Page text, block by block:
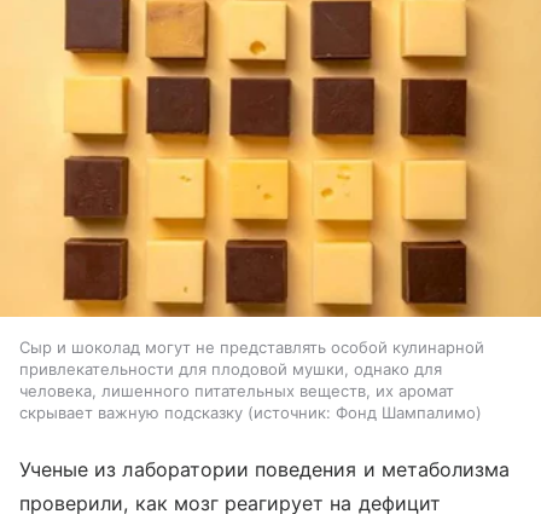
Сыр и шоколад могут не представлять особой кулинарной
привлекательности для плодовой мушки, однако для
человека, лишенного питательных веществ, их аромат
скрывает важную подсказку
источник: Фонд Шампалимо
Ученые из лаборатории поведения и метаболизма
проверили, как мозг реагирует на дефицит